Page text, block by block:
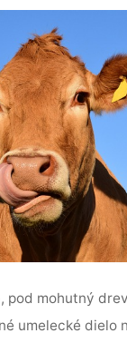
pod mohutný
umelecké dielo